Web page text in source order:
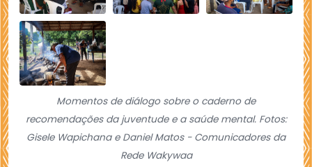
Momentos de diálogo sobre o caderno de
recomendações da juventude e a saúde mental. Fotos:
Gisele Wapichana e Daniel Matos - Comunicadores da
Rede Wakywaa